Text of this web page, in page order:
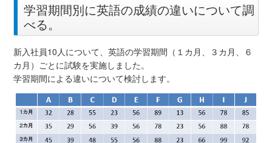
学習期間別に英語の成績の違いについて調
べる。
新入社員10人について、英語の学習期間（１カ月、３カ月、６
カ月）ごとに試験を実施しました。
学習期間による違いについて検討します。